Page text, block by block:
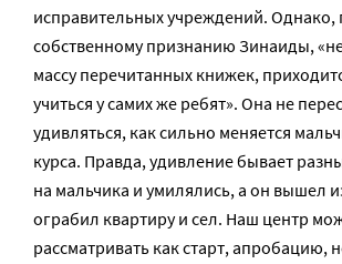
исправительных учреждений. Однако,
собственному признанию Зинаиды,
массу перечитанных книжек,
учиться у самих же ребят». Она не
удивляться, как сильно меняется
курса. Правда, удивление бывает
на мальчика и умилялись, а он вышел
ограбил квартиру и сел. Наш центр
рассматривать как старт, апробацию,